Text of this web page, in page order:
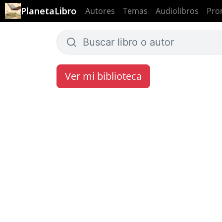
PlanetaLibro Autores Temas Audiolibros
Ver mi biblioteca